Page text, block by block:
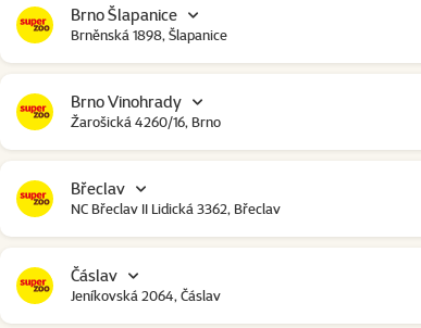
Brno Šlapanice
Brněnská 1898, Šlapanice
Brno Vinohrady
Žarošická 4260/16, Brno
Břeclav
NC Břeclav II Lidická 3362, Břeclav
Čáslav
Jeníkovská 2064, Čáslav